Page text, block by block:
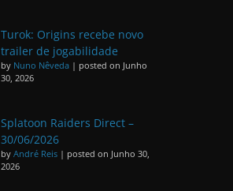
Turok: Origins recebe novo
trailer de jogabilidade
by Nuno Nêveda | posted on Junho
30, 2026
Splatoon Raiders Direct –
30/06/2026
by André Reis | posted on Junho 30,
2026